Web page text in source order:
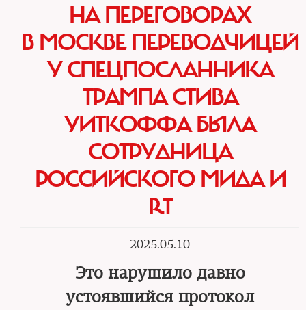
НА ПЕРЕГОВОРАХ
В МОСКВЕ ПЕРЕВОДЧИЦЕЙ
У СПЕЦПОСЛАННИКА
ТРАМПА СТИВА
УИТКОФФА БЫЛА
СОТРУДНИЦА
РОССИЙСКОГО МИДА И
RT
2025.05.10
Это нарушило давно
устоявшийся протокол